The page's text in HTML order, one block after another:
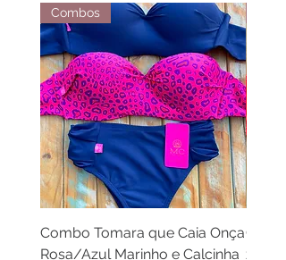
Combos
Combo Tomara que Caia Onça
Rosa/Azul Marinho e Calcinha